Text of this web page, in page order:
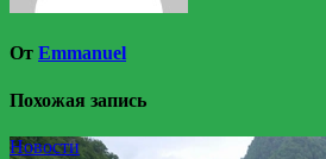
От Emmanuel
Похожая запись
Новости